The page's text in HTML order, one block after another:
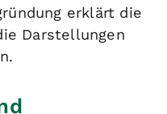
erklärt die
Darstellungen